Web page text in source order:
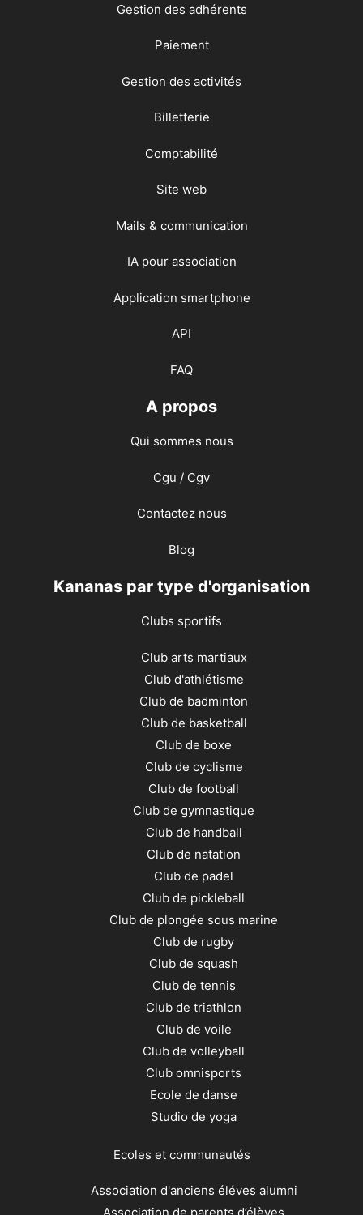
Gestion des adhérents
Paiement
Gestion des activités
Billetterie
Comptabilité
Site web
Mails & communication
IA pour association
Application smartphone
API
FAQ
A propos
Qui sommes nous
Cgu / Cgv
Contactez nous
Blog
Kananas par type d'organisation
Clubs sportifs
Club arts martiaux
Club d'athlétisme
Club de badminton
Club de basketball
Club de boxe
Club de cyclisme
Club de football
Club de gymnastique
Club de handball
Club de natation
Club de padel
Club de pickleball
Club de plongée sous marine
Club de rugby
Club de squash
Club de tennis
Club de triathlon
Club de voile
Club de volleyball
Club omnisports
Ecole de danse
Studio de yoga
Ecoles et communautés
Association d'anciens éléves alumni